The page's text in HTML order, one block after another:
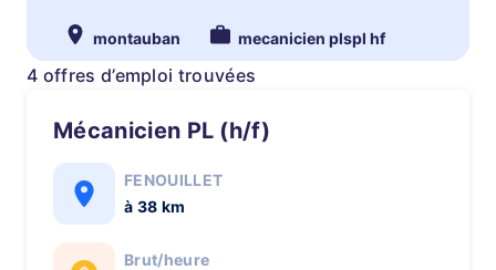
montauban mecanicien plspl hf
4 offres d’emploi trouvées
Mécanicien PL (h/f)
FENOUILLET
à 38 km
Brut/heure